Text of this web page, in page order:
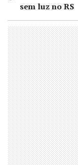
sem luz no RS